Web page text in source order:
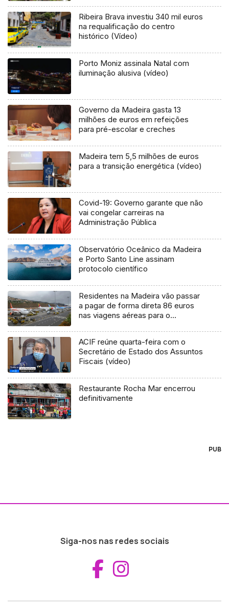
Ribeira Brava investiu 340 mil euros
na requalificação do centro
histórico (Vídeo)
Porto Moniz assinala Natal com
iluminação alusiva (vídeo)
Governo da Madeira gasta 13
milhões de euros em refeições
para pré-escolar e creches
Madeira tem 5,5 milhões de euros
para a transição energética (vídeo)
Covid-19: Governo garante que não
vai congelar carreiras na
Administração Pública
Observatório Oceânico da Madeira
e Porto Santo Line assinam
protocolo científico
Residentes na Madeira vão passar
a pagar de forma direta 86 euros
nas viagens aéreas para o
ACIF reúne quarta-feira com o
Secretário de Estado dos Assuntos
Fiscais (vídeo)
Restaurante Rocha Mar encerrou
definitivamente
PUB
Siga-nos nas redes sociais
Aceder ao